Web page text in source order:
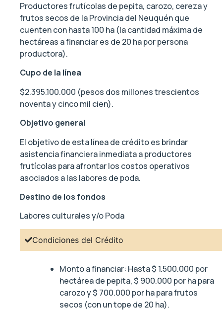
Productores frutícolas de pepita, carozo, cereza y
frutos secos de la Provincia del Neuquén que
cuenten con hasta 100 ha (la cantidad máxima de
hectáreas a financiar es de 20 ha por persona
productora).
Cupo de la línea
$2.395.100.000 (pesos dos millones trescientos
noventa y cinco mil cien).
Objetivo general
El objetivo de esta línea de crédito es brindar
asistencia financiera inmediata a productores
frutícolas para afrontar los costos operativos
asociados a las labores de poda.
Destino de los fondos
Labores culturales y/o Poda
Condiciones del Crédito
Monto a financiar: Hasta $ 1.500.000 por
hectárea de pepita, $ 900.000 por ha para
carozo y $ 700.000 por ha para frutos
secos (con un tope de 20 ha).